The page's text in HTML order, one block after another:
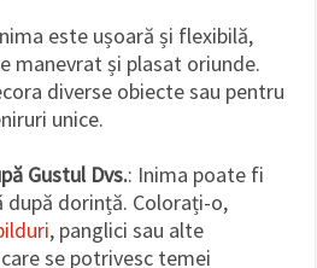
este ușoară și flexibilă,
manevrat și plasat oriunde.
diverse obiecte sau pentru
unice.
Gustul Dvs.: Inima poate fi
dorință. Colorați-o,
, panglici sau alte
se potrivesc temei